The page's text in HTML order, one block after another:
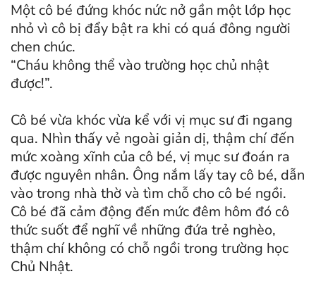
Một cô bé đứng khóc nức nở gần một lớp học
nhỏ vì cô bị đẩy bật ra khi có quá đông người
chen chúc.
“Cháu không thể vào trường học chủ nhật
được!”.
Cô bé vừa khóc vừa kể với vị mục sư đi ngang
qua. Nhìn thấy vẻ ngoài giản dị, thậm chí đến
mức xoàng xĩnh của cô bé, vị mục sư đoán ra
được nguyên nhân. Ông nắm lấy tay cô bé, dẫn
vào trong nhà thờ và tìm chỗ cho cô bé ngồi.
Cô bé đã cảm động đến mức đêm hôm đó cô
thức suốt để nghĩ về những đứa trẻ nghèo,
thậm chí không có chỗ ngồi trong trường học
Chủ Nhật.